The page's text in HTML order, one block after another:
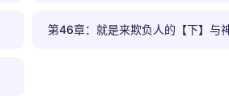
第46章：就是来欺负人的【下】与